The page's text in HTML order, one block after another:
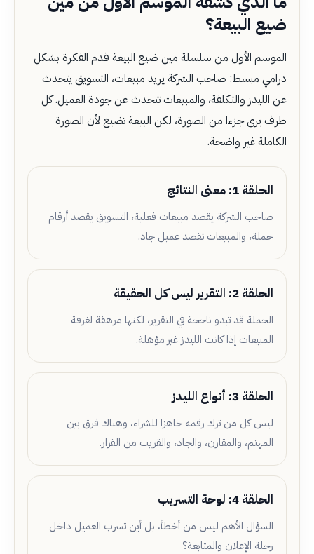
ضيع البيعة؟
الموسم الأول من سلسلة مين ضيع البيعة قدم الفكرة بشكل
درامي مبسط: صاحب الشركة يريد مبيعات، التسويق يتحدث
عن الليدز والتكلفة، والمبيعات تتحدث عن جودة العميل. كل
طرف يرى جزءا من الصورة، لكن البيعة تضيع لأن الصورة
الكاملة غير واضحة.
الحلقة 1: معنى النتائج
صاحب الشركة يقصد مبيعات فعلية، التسويق يقصد أرقام
حملة، والمبيعات تقصد عميل جاد.
الحلقة 2: التقرير ليس كل الحقيقة
الحملة قد تبدو ناجحة في التقرير، لكنها مرهقة لغرفة
المبيعات إذا كانت الليدز غير مؤهلة.
الحلقة 3: أنواع الليدز
ليس كل من ترك رقمه جاهزا للشراء، وهناك فرق بين
المهتم، والمقارن، والجاد، والقريب من القرار.
الحلقة 4: لوحة التسريب
السؤال الأهم ليس من أخطأ، بل أين تسرب العميل داخل
رحلة الإعلان والمتابعة؟